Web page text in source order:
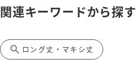
関連キーワードから探す
search ロング丈・マキシ丈